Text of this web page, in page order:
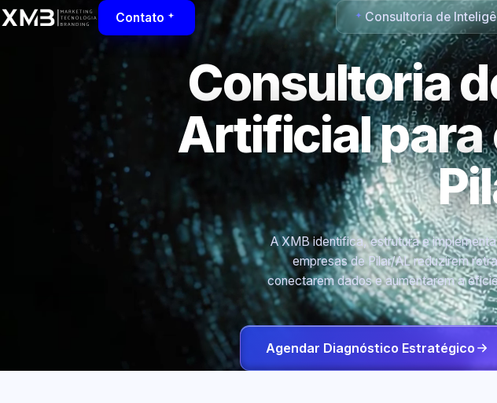
Contato Consultoria de
Consultoria
Artificial para
A XMB identifica, estrutura e
empresas de Pilar/AL reduzirem
conectarem dados e aumentarem a
Agendar Diagnóstico Estratégico